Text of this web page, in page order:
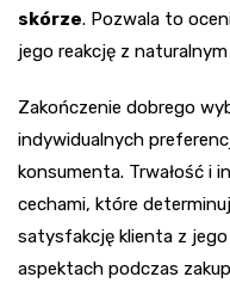
skórze. Pozwala to
jego reakcję z
Zakończenie dobrego
indywidualnych
konsumenta. Trwałość i
cechami, które
satysfakcję klienta z
aspektach podczas